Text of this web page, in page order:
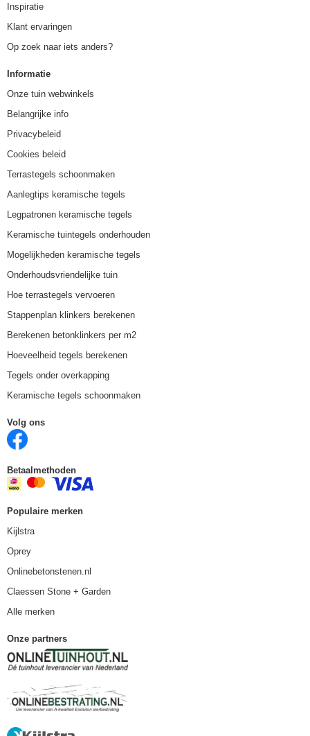
Inspiratie
Klant ervaringen
Op zoek naar iets anders?
Informatie
Onze tuin webwinkels
Belangrijke info
Privacybeleid
Cookies beleid
Terrastegels schoonmaken
Aanlegtips keramische tegels
Legpatronen keramische tegels
Keramische tuintegels onderhouden
Mogelijkheden keramische tegels
Onderhoudsvriendelijke tuin
Hoe terrastegels vervoeren
Stappenplan klinkers berekenen
Berekenen betonklinkers per m2
Hoeveelheid tegels berekenen
Tegels onder overkapping
Keramische tegels schoonmaken
Volg ons
Betaalmethoden
Populaire merken
Kijlstra
Oprey
Onlinebetonstenen.nl
Claessen Stone + Garden
Alle merken
Onze partners